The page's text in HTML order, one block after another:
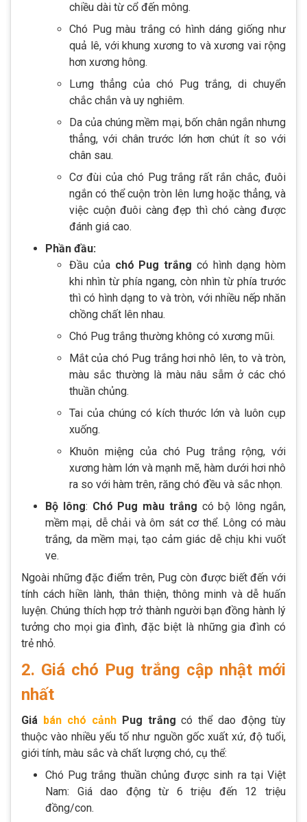
chiều dài từ cổ đến mông.
Chó Pug màu trắng có hình dáng giống như
quả lê, với khung xương to và xương vai rộng
hơn xương hông.
Lưng thẳng của chó Pug trắng, di chuyển
chắc chắn và uy nghiêm.
Da của chúng mềm mại, bốn chân ngắn nhưng
thẳng, với chân trước lớn hơn chút ít so với
chân sau.
Cơ đùi của chó Pug trắng rất rắn chắc, đuôi
ngắn có thể cuộn tròn lên lưng hoặc thẳng, và
việc cuộn đuôi càng đẹp thì chó càng được
đánh giá cao.
Phần đầu:
Đầu của chó Pug trắng có hình dạng hòm
khi nhìn từ phía ngang, còn nhìn từ phía trước
thì có hình dạng to và tròn, với nhiều nếp nhăn
chồng chất lên nhau.
Chó Pug trắng thường không có xương mũi.
Mắt của chó Pug trắng hơi nhô lên, to và tròn,
màu sắc thường là màu nâu sẫm ở các chó
thuần chủng.
Tai của chúng có kích thước lớn và luôn cụp
xuống.
Khuôn miệng của chó Pug trắng rộng, với
xương hàm lớn và mạnh mẽ, hàm dưới hơi nhô
ra so với hàm trên, răng chó đều và sắc nhọn.
Bộ lông: Chó Pug màu trắng có bộ lông ngắn,
mềm mại, dễ chải và ôm sát cơ thể. Lông có màu
trắng, da mềm mại, tạo cảm giác dễ chịu khi vuốt
ve.
Ngoài những đặc điểm trên, Pug còn được biết đến với
tính cách hiền lành, thân thiện, thông minh và dễ huấn
luyện. Chúng thích hợp trở thành người bạn đồng hành lý
tưởng cho mọi gia đình, đặc biệt là những gia đình có
trẻ nhỏ.
2. Giá chó Pug trắng cập nhật mới
nhất
Giá bán chó cảnhPug trắng có thể dao động tùy
thuộc vào nhiều yếu tố như nguồn gốc xuất xứ, độ tuổi,
giới tính, màu sắc và chất lượng chó, cụ thể:
Chó Pug trắng thuần chủng được sinh ra tại Việt
Nam: Giá dao động từ 6 triệu đến 12 triệu
đồng/con.